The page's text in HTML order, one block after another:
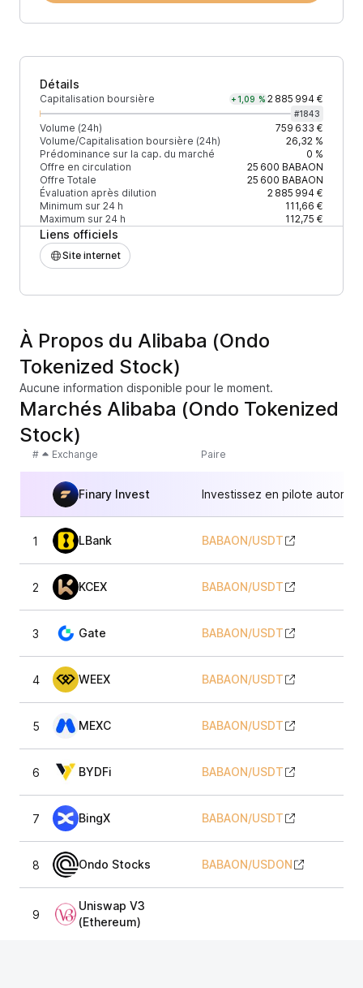
Détails
Capitalisation boursière +1,09 % 2 885 994 €
#1843
Volume (24h)
759 633 €
Volume/Capitalisation boursière (24h)
26,32 %
Prédominance sur la cap. du marché
0 %
Offre en circulation
25 600 BABAON
Offre Totale
25 600 BABAON
Évaluation après dilution
2 885 994 €
Minimum sur 24 h
111,66 €
Maximum sur 24 h
112,75 €
Liens officiels
Site internet
À Propos du Alibaba (Ondo
Tokenized Stock)
Aucune information disponible pour le moment.
Marchés Alibaba (Ondo Tokenized
Stock)
# Exchange Paire
Finary Invest Investissez en pilote
1 LBank BABAON/USDT
2 KCEX BABAON/USDT
3 Gate BABAON/USDT
4 WEEX BABAON/USDT
5 MEXC BABAON/USDT
6 BYDFi BABAON/USDT
7 BingX BABAON/USDT
8 Ondo Stocks BABAON/USDON
9
Uniswap V3
(Ethereum)